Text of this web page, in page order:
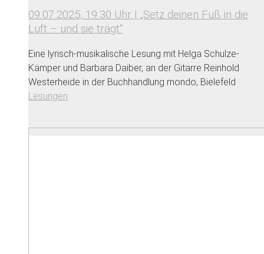
09.07.2025, 19.30 Uhr | „Setz deinen Fuß in die
Luft – und sie trägt“
Eine lyrisch-musikalische Lesung mit Helga Schulze-
Kämper und Barbara Daiber, an der Gitarre Reinhold
Westerheide in der Buchhandlung mondo, Bielefeld
Lesungen